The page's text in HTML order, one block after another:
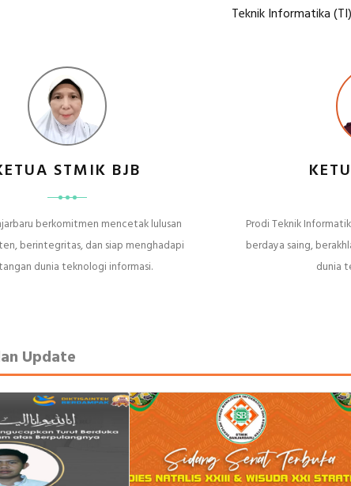
Teknik Informatika
STMIK BJB
berkomitmen mencetak lulusan
berintegritas, dan siap menghadapi
dunia teknologi informasi.
Prodi Teknik
berdaya saing,
dunia
Update